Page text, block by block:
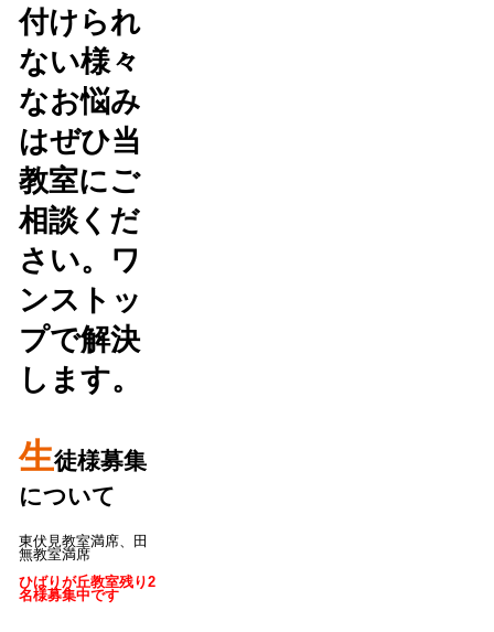
付けられ
ない様々
なお悩み
はぜひ当
教室にご
相談くだ
さい。ワ
ンストッ
プで解決
します。
生徒様募集
について
東伏見教室満席、田
無教室満席
ひばりが丘教室残り2
名様募集中です